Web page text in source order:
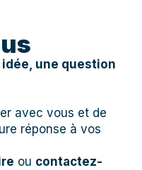
une question
avec vous et de
réponse à vos
ou contactez-